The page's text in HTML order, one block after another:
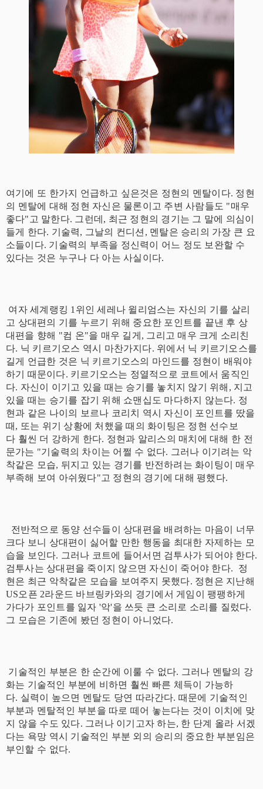
여기에 또 한가지 언급하고 싶은것은 정현의 멘탈이다. 정현
의 멘탈에 대해 정현 자신은 물론이고 주변 사람들도 "매우
좋다"고 말한다. 그런데, 최근 정현의 경기는 그 말에 의심이
들게 한다. 기술력, 그날의 컨디션, 멘탈은 승리의 가장 큰 요
소들이다. 기술력의 부족을 정신력이 어느 정도 보완할 수
있다는 것은 누구나 다 아는 사실이다.
여자 세계랭킹 1위인 세레나 윌리엄스는 자신의 기를 살리
고 상대편의 기를 누르기 위해 중요한 포인트를 끝낸 후 상
대편을 향해 "컴 온"을 매우 길게, 그리고 매우 크게 소리친
다. 닉 키르기오스 역시 마찬가지다. 위에서 닉 키르기오스를
길게 언급한 것은 닉 키르기오스의 마인드를 정현이 배워야
하기 때문이다. 키르기오스는 정열적으로 코트에서 움직인
다. 자신이 이기고 있을 때는 승기를 놓치지 않기 위해, 지고
있을 때는 승기를 잡기 위해 쇼맨십도 마다하지 않는다. 정
현과 같은 나이의 보르나 코리치 역시 자신이 포인트를 땄을
때, 또는 위기 상황에 처했을 때의 화이팅은 정현 선수보
다 훨씬 더 강하게 한다. 정현과 알리스의 매치에 대해 한 전
문가는 "기술력의 차이는 어쩔 수 없다. 그러나 이기려는 악
착같은 모습, 뒤지고 있는 경기를 반전하려는 화이팅이 매우
부족해 보여 아쉬웠다"고 정현의 경기에 대해 평했다.
전반적으로 동양 선수들이 상대편을 배려하는 마음이 너무
크다 보니 상대편이 싫어할 만한 행동을 최대한 자제하는 모
습을 보인다. 그러나 코트에 들어서면 검투사가 되어야 한다.
검투사는 상대편을 죽이지 않으면 자신이 죽어야 한다. 정
현은 최근 악착같은 모습을 보여주지 못했다. 정현은 지난해
US오픈 2라운드 바브링카와의 경기에서 게임이 팽팽하게
가다가 포인트를 잃자 '악'을 쓰듯 큰 소리로 소리를 질렀다.
그 모습은 기존에 봤던 정현이 아니었다.
기술적인 부분은 한 순간에 이룰 수 없다. 그러나 멘탈의 강
화는 기술적인 부분에 비하면 훨씬 빠른 체득이 가능하
다. 실력이 높으면 멘탈도 당연 따라간다. 때문에 기술적인
부분과 멘탈적인 부분을 따로 떼어 놓는다는 것이 이치에 맞
지 않을 수도 있다. 그러나 이기고자 하는, 한 단계 올라 서겠
다는 욕망 역시 기술적인 부분 외의 승리의 중요한 부분임은
부인할 수 없다.